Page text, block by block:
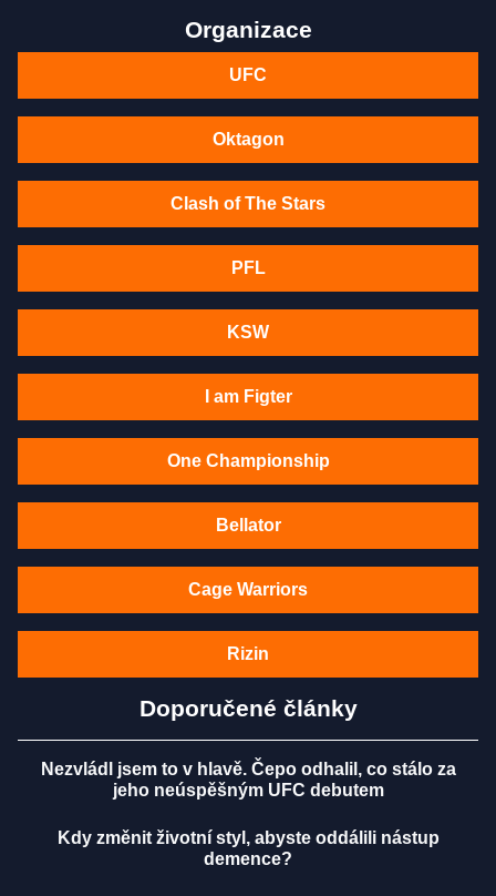
Organizace
UFC
Oktagon
Clash of The Stars
PFL
KSW
I am Figter
One Championship
Bellator
Cage Warriors
Rizin
Doporučené články
Nezvládl jsem to v hlavě. Čepo odhalil, co stálo za
jeho neúspěšným UFC debutem
Kdy změnit životní styl, abyste oddálili nástup
demence?